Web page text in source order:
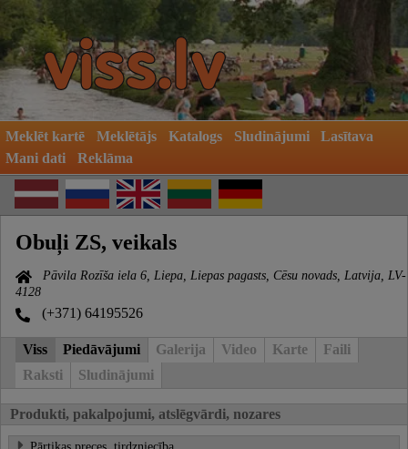
Meklēt kartē Meklētājs Katalogs Sludinājumi
Lasītava
Mani dati
Reklāma
Obuļi ZS, veikals
Pāvila Rozīša iela 6, Liepa, Liepas pagasts, Cēsu novads, Latvija, LV-
4128
(+371) 64195526
Viss Piedāvājumi Galerija Video Karte
Faili
Raksti
Sludinājumi
Produkti, pakalpojumi, atslēgvārdi, nozares